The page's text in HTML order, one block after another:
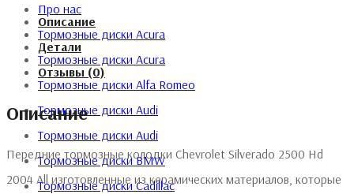
Про нас
Тормозные диски Acura
Тормозные диски Acura
Тормозные диски Alfa Romeo
Тормозные диски Audi
Тормозные диски Audi
Тормозные диски BMW
Тормозные диски Cadillac
Описание
Детали
Отзывы (0)
Описание
Передние тормозные колодки Chevrolet Silverado 2500 Hd
2004 All изготовленные из керамических материалов, которые